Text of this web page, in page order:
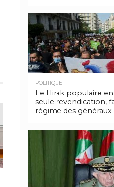
POLITIQUE
Le Hirak populaire
seule revendication,
régime des généraux